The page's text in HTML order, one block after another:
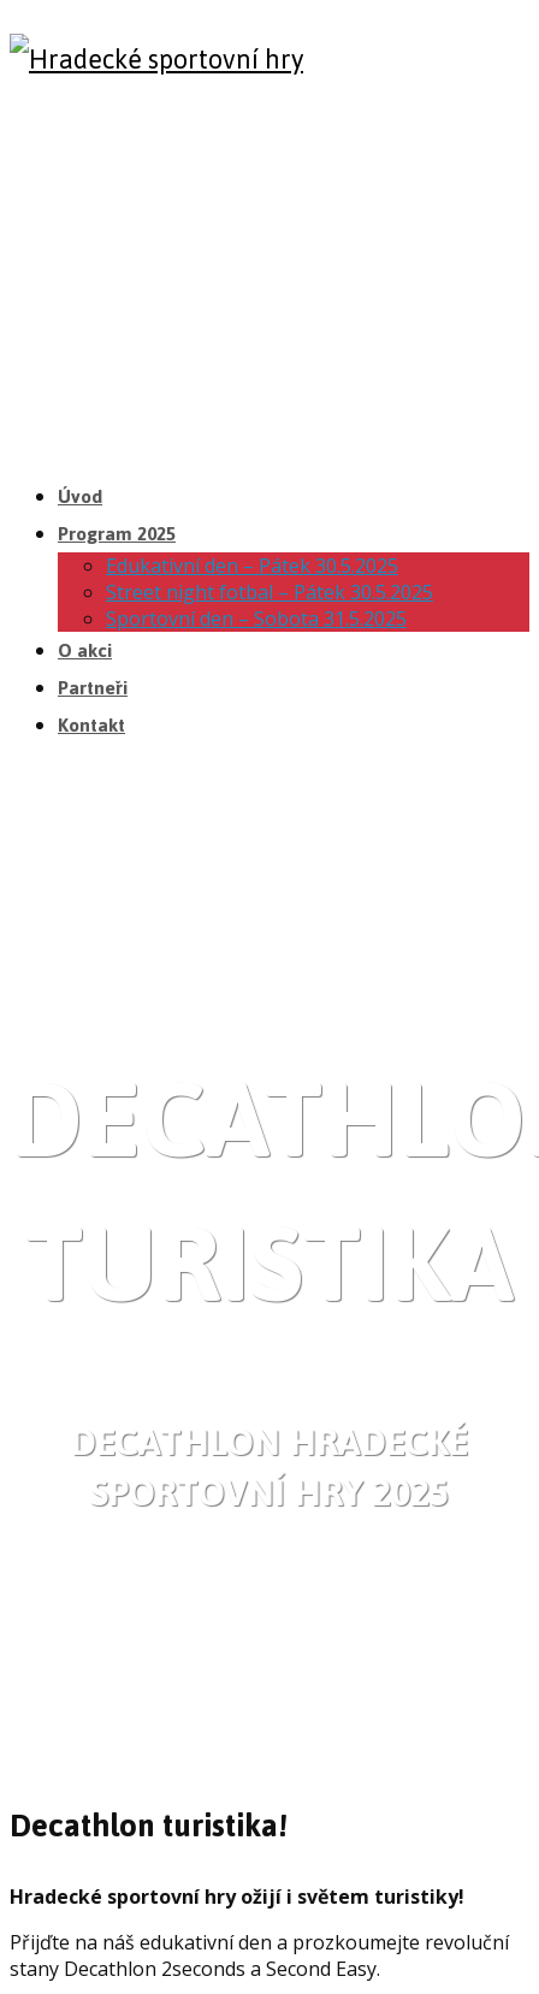
Úvod
Program 2025
Edukativní den – Pátek 30.5.2025
Street night fotbal – Pátek 30.5.2025
Sportovní den – Sobota 31.5.2025
O akci
Partneři
Kontakt
TURISTIKA
DECATHLON HRADECKÉ
SPORTOVNÍ HRY 2025
Decathlon turistika!
Hradecké sportovní hry ožijí i světem turistiky!
Přijďte na náš edukativní den a prozkoumejte revoluční
stany Decathlon 2seconds a Second Easy.